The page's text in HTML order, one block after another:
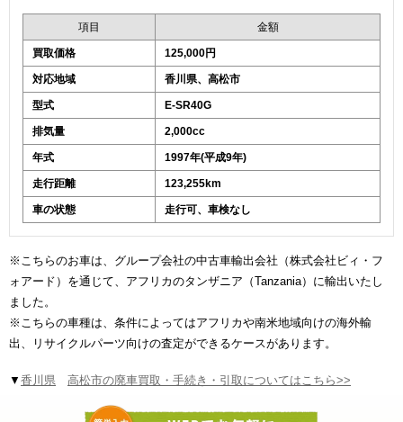
項目 金額
買取価格 125,000円
対応地域 香川県、高松市
型式 E-SR40G
排気量 2,000cc
年式 1997年(平成9年)
走行距離 123,255km
車の状態 走行可、車検なし
※こちらのお車は、グループ会社の中古車輸出会社（株式会社ビィ・フ
ォアード）を通じて、アフリカのタンザニア（Tanzania）に輸出いたし
ました。
※こちらの車種は、条件によってはアフリカや南米地域向けの海外輸
出、リサイクルパーツ向けの査定ができるケースがあります。
▼ 香川県 高松市の廃車買取・手続き・引取についてはこちら>>